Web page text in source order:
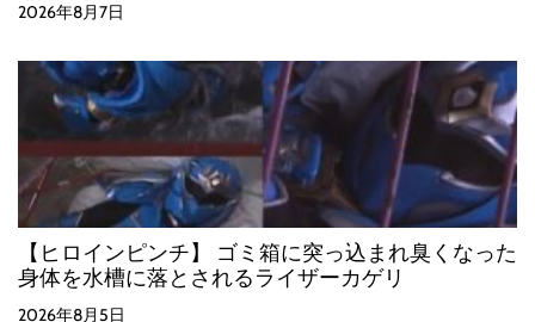
2026年8月7日
【ヒロインピンチ】 ゴミ箱に突っ込まれ臭くなった
身体を水槽に落とされるライザーカゲリ
2026年8月5日